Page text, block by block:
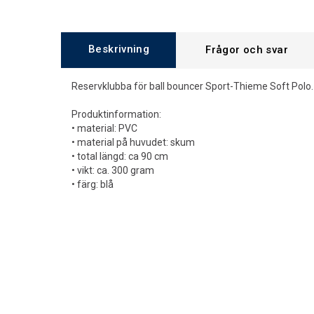
Beskrivning Frågor och svar
Reservklubba för ball bouncer Sport-Thieme Soft Polo.
Produktinformation:
• material: PVC
• material på huvudet: skum
• total längd: ca 90 cm
• vikt: ca. 300 gram
• färg: blå